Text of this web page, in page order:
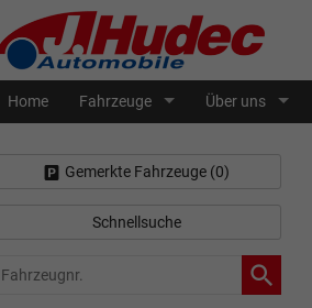
Home Fahrzeuge Über uns
Gemerkte Fahrzeuge (0)
Schnellsuche
Fahrzeugnr.